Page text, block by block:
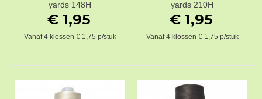
yards 148H
€ 1,95
Vanaf 4 klossen € 1,75 p/stuk
yards 210H
€ 1,95
Vanaf 4 klossen € 1,75 p/stuk